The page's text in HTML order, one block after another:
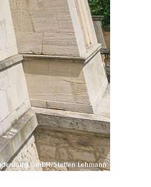
GmbH/Steffen Lehmann